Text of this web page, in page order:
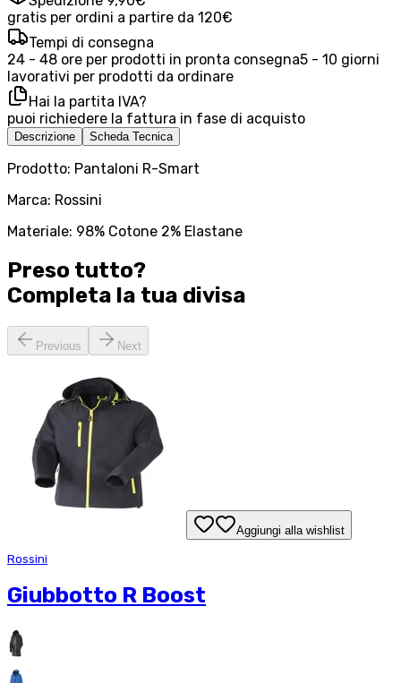
gratis per ordini a partire da 120€
Tempi di consegna
24 - 48 ore per prodotti in pronta consegna5 - 10 giorni
lavorativi per prodotti da ordinare
Hai la partita IVA?
puoi richiedere la fattura in fase di acquisto
Descrizione Scheda Tecnica
Prodotto: Pantaloni R-Smart
Marca: Rossini
Materiale: 98% Cotone 2% Elastane
Preso tutto?
Completa la tua divisa
Previous Next
Aggiungi alla wishlist
Rossini
Giubbotto R Boost